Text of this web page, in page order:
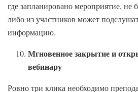
где запланировано мероприятие, не
либо из участников может
информацию.
Мгновенное закрытие и
вебинару
Ровно три клика необходимо